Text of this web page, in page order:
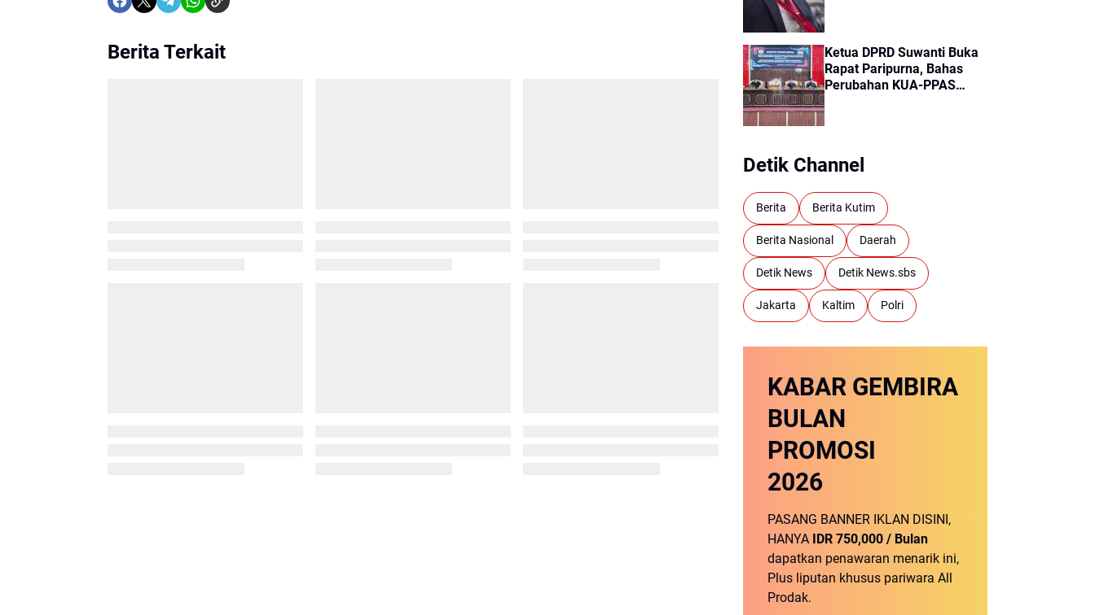
Berita Terkait
Ketua DPRD Suwanti Buka
Rapat Paripurna, Bahas
Perubahan KUA-PPAS
Detik Channel
Berita Berita Kutim
Berita Nasional Daerah
Detik News Detik News.sbs
Jakarta Kaltim Polri
KABAR GEMBIRA
BULAN
PROMOSI
2026
PASANG BANNER IKLAN DISINI,
HANYA IDR 750,000 / Bulan
dapatkan penawaran menarik ini,
Plus liputan khusus pariwara All
Prodak.